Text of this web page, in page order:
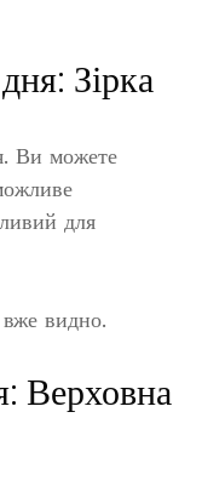
Зірка
Ви можете
для
вже видно.
Верховна